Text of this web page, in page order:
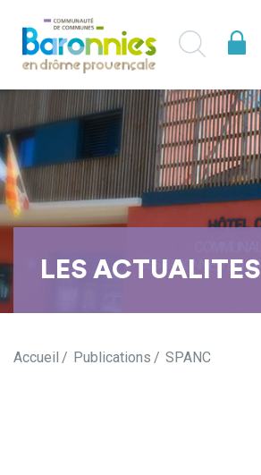
LES ACTUALITES
Accueil Publications SPANC